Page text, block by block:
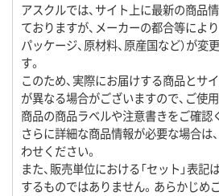
アスクルでは、サイト上に最新の商品
ておりますが、メーカーの都合等により
パッケージ、原材料、原産国など）が
す。
このため、実際にお届けする商品とサ
が異なる場合がございますので、ご使
商品の商品ラベルや注意書きをご確認
さらに詳細な商品情報が必要な場合は
わせください。
また、販売単位における「セット」表記
するものではありません。あらかじめ